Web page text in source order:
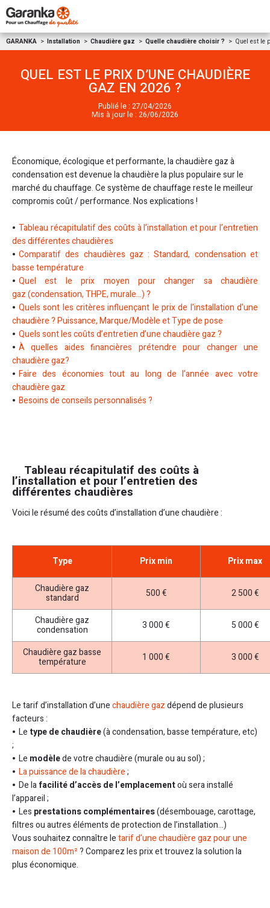
GARANKA Installation Chaudière gaz Quelle chaudière choisir ? Quel est le
QUEL EST LE PRIX D’UNE CHAUDIÈRE
GAZ EN 2026 ?
Publié le : 27/04/2026
Mis à jour le : 26/06/2026
Économique, écologique et performante, la chaudière gaz à
condensation est devenue la chaudière la plus populaire sur le
marché du chauffage. Ce système de chauffage reste le meilleur
compromis coût / performance. Nos explications !
Tableau récapitulatif des coûts à l’installation et pour l’entretien
des différentes chaudières
Comparatif des chaudières gaz : Standard, condensation et
basse température
Quel est le prix moyen pour changer sa chaudière
gaz (condensation, THPE, murale…) ?
Quels sont les critères influençant le prix de l’installation d’une
chaudière ? Puissance, Marque/Modèle et Type de pose
Quels sont les coûts d’entretien d’une chaudière gaz ?
À quelles aides financières prétendre pour changer une
chaudière gaz?
Faire des économies tout au long de l’année avec votre
chaudière gaz
Besoins de conseils personnalisés ?
Tableau récapitulatif des coûts à
l’installation et pour l’entretien des
différentes chaudières
Voici le résumé des coûts d’installation d’une chaudière :
Type Prix min Prix max
Chaudière gaz
standard 500 € 2 500 €
Chaudière gaz
condensation 3 000 € 5 000 €
Chaudière gaz basse
température 1 000 € 3 000 €
Le tarif d’installation d’unechaudière gazdépend de plusieurs
facteurs :
Le type de chaudière(à condensation, basse température, etc)
;
Le modèlede votre chaudière (murale ou au sol) ;
La puissance de la chaudière;
De lafacilité d’accès de l’emplacementoù sera installé
l’appareil ;
Les prestations complémentaires(désembouage, carottage,
filtres ou autres éléments de protection de l’installation…)
Vous souhaitez connaître letarif d’une chaudière gaz pour une
maison de 100m²? Comparez les prix et trouvez la solution la
plus économique.